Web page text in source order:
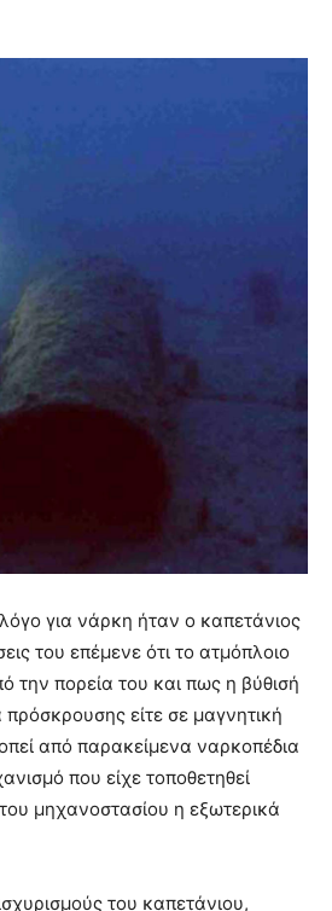
για νάρκη ήταν ο καπετάνιος
του επέμενε ότι το ατμόπλοιο
την πορεία του και πως η βύθισή
είτε σε μαγνητική
από παρακείμενα ναρκοπέδια
που είχε τοποθετηθεί
μηχανοστασίου η εξωτερικά
του καπετάνιου,